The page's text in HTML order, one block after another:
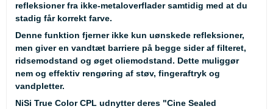
refleksioner fra ikke-metaloverflader samtidig med at du
stadig får korrekt farve.
Denne funktion fjerner ikke kun uønskede refleksioner,
men giver en vandtæt barriere på begge sider af filteret,
ridsemodstand og øget oliemodstand. Dette muliggør
nem og effektiv rengøring af støv, fingeraftryk og
vandpletter.
NiSi True Color CPL udnytter deres "Cine Sealed